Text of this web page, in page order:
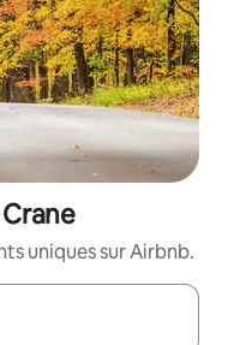
uniques sur Airbnb.
les en utilisant